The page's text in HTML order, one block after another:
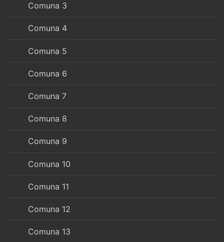
Comuna 3
Comuna 4
Comuna 5
Comuna 6
Comuna 7
Comuna 8
Comuna 9
Comuna 10
Comuna 11
Comuna 12
Comuna 13